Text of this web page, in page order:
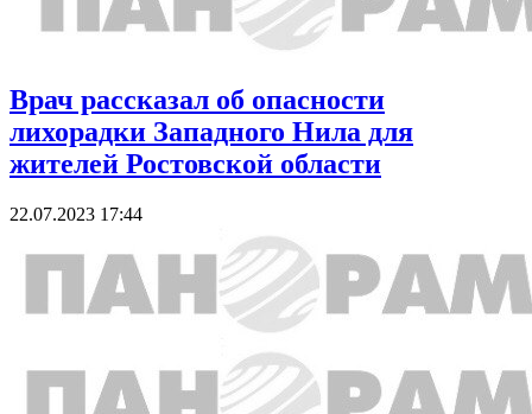
Врач рассказал об опасности
лихорадки Западного Нила для
жителей Ростовской области
22.07.2023 17:44